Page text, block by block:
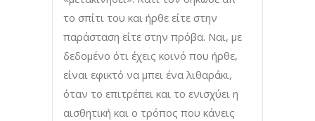
το σπίτι του και ήρθε είτε στην
παράσταση είτε στην πρόβα. Ναι, με
δεδομένο ότι έχεις κοινό που ήρθε,
είναι εφικτό να μπει ένα λιθαράκι,
όταν το επιτρέπει και το ενισχύει η
αισθητική και ο τρόπος που κάνεις